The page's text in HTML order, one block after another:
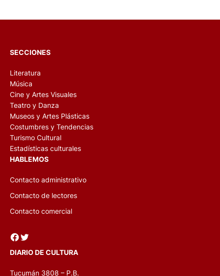
SECCIONES
Literatura
Música
Cine y Artes Visuales
Teatro y Danza
Museos y Artes Plásticas
Costumbres y Tendencias
Turismo Cultural
Estadísticas culturales
HABLEMOS
Contacto administrativo
Contacto de lectores
Contacto comercial
Facebook Twitter
DIARIO DE CULTURA
Tucumán 3808 – P.B.